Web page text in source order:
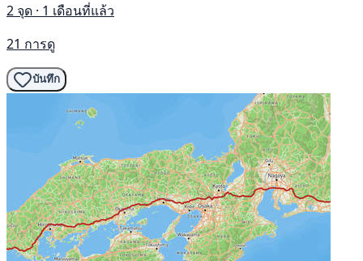
2 จุด · 1 เดือนที่แล้ว
21 การดู
บันทึก